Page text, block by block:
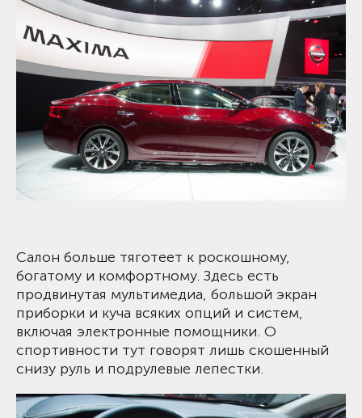
Салон больше тяготеет к роскошному,
богатому и комфортному. Здесь есть
продвинутая мультимедиа, большой экран
приборки и куча всяких опций и систем,
включая электронные помощники. О
спортивности тут говорят лишь скошенный
снизу руль и подрулевые лепестки.